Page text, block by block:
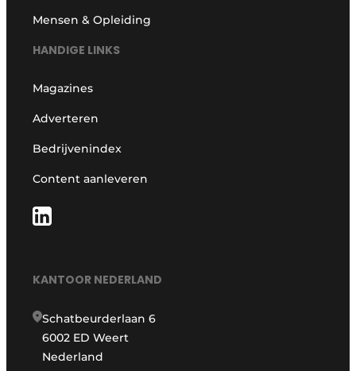
Mensen & Opleiding
HANDIGE LINKS
Magazines
Adverteren
Bedrijvenindex
Content aanleveren
KANTOOR NEDERLAND
Schatbeurderlaan 6
6002 ED Weert
Nederland